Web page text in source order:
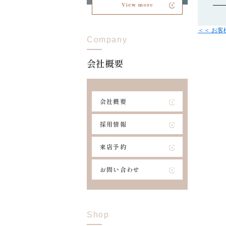
＜＜ お客
View more
Company
会社概要
会社概要
採用情報
来店予約
お問い合わせ
Shop